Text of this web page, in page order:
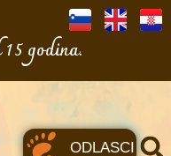
godina.
ODLASCI